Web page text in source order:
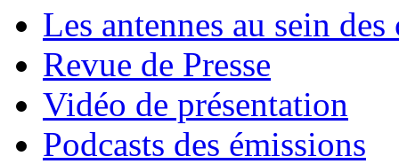
Les antennes au sein des
Revue de Presse
Vidéo de présentation
Podcasts des émissions